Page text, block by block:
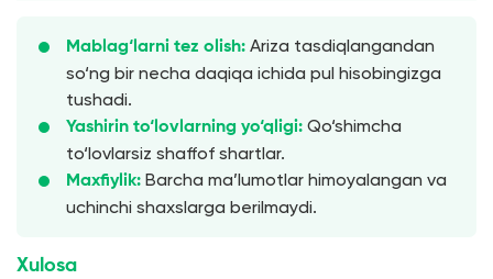
Mablag‘larni tez olish: Ariza tasdiqlangandan
so‘ng bir necha daqiqa ichida pul hisobingizga
tushadi.
Yashirin to‘lovlarning yo‘qligi: Qo‘shimcha
to‘lovlarsiz shaffof shartlar.
Maxfiylik: Barcha ma’lumotlar himoyalangan va
uchinchi shaxslarga berilmaydi.
Xulosa